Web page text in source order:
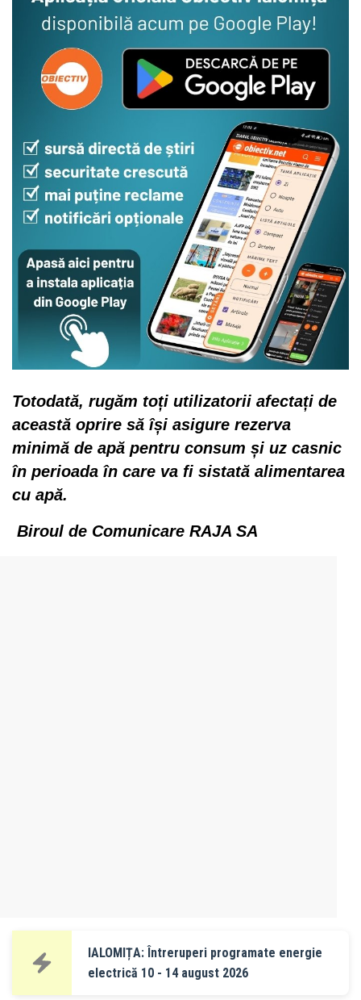
Totodată, rugăm toți utilizatorii afectați de
această oprire să își asigure rezerva
minimă de apă pentru consum și uz casnic
în perioada în care va fi sistată alimentarea
cu apă.
Biroul de Comunicare RAJA SA
IALOMIȚA: Întreruperi programate energie
electrică 10 - 14 august 2026